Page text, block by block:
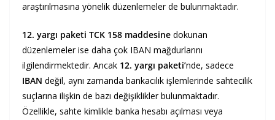
araştırılmasına yönelik düzenlemeler de bulunmaktadır.
12. yargı paketi TCK 158 maddesine dokunan
düzenlemeler ise daha çok IBAN mağdurlarını
ilgilendirmektedir. Ancak 12. yargı paketi’nde, sadece
IBAN değil, aynı zamanda bankacılık işlemlerinde sahtecilik
suçlarına ilişkin de bazı değişiklikler bulunmaktadır.
Özellikle, sahte kimlikle banka hesabı açılması veya